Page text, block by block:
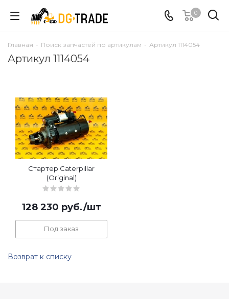
0
Главная - Поиск запчастей по артикулам - Артикул 1114054
Артикул 1114054
Стартер Caterpillar
(Original)
128 230 руб./шт
Под заказ
Возврат к списку